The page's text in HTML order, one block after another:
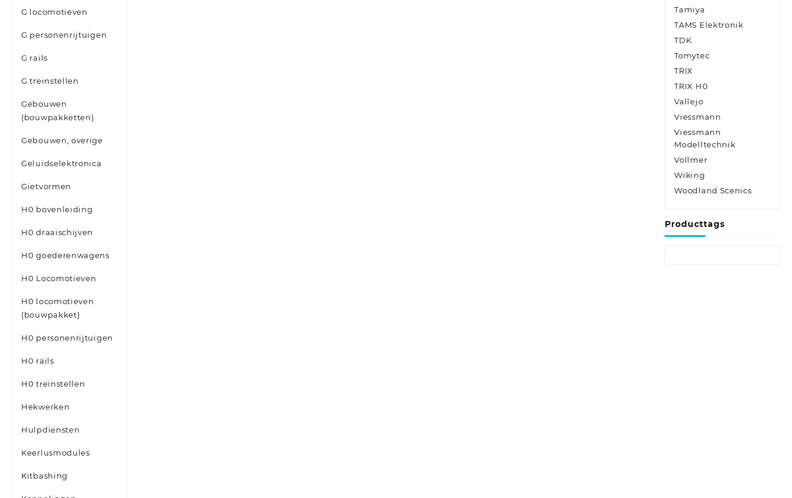
G locomotieven
G personenrijtuigen
G rails
G treinstellen
Gebouwen
(bouwpakketten)
Gebouwen, overige
Geluidselektronica
Gietvormen
H0 bovenleiding
H0 draaischijven
H0 goederenwagens
H0 Locomotieven
H0 locomotieven
(bouwpakket)
H0 personenrijtuigen
H0 rails
H0 treinstellen
Hekwerken
Hulpdiensten
Keerlusmodules
Kitbashing
Tamiya
TAMS Elektronik
TDK
Tomytec
TRIX
TRIX H0
Vallejo
Viessmann
Viessmann
Modelltechnik
Vollmer
Wiking
Woodland Scenics
Producttags